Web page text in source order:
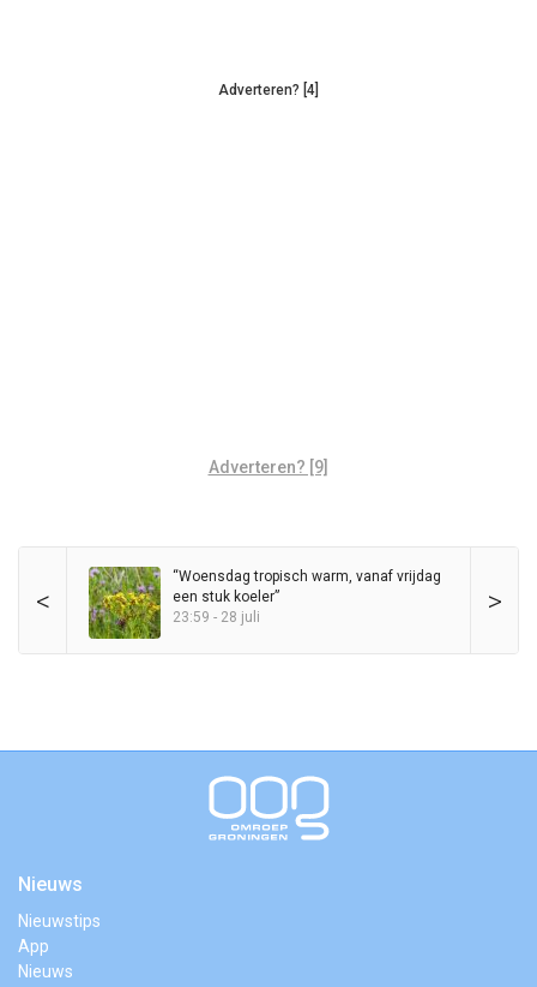
Adverteren? [4]
Adverteren? [9]
< >
“Woensdag tropisch warm, vanaf vrijdag
een stuk koeler”
23:59 - 28 juli
Nieuws
Nieuwstips
App
Nieuws